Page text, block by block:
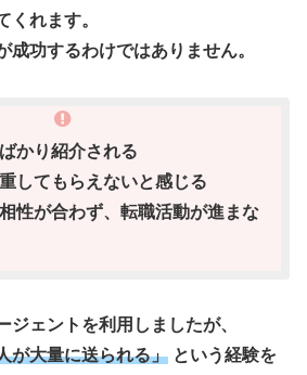
くれます。
成功するわけではありません。
かり紹介される
してもらえないと感じる
性が合わず、転職活動が進まな
ジェントを利用しましたが、
が大量に送られる」 という経験を